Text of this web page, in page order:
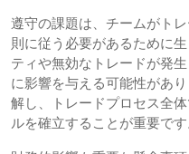
遵守の課題は、チームがト
則に従う必要があるために
ティや無効なトレードが発
に影響を与える可能性があ
解し、トレードプロセス全
ルを確立することが重要です